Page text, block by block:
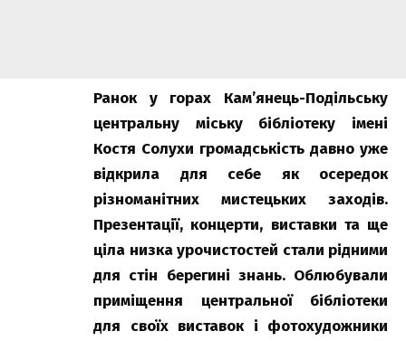
Ранок у горах Кам’янець-Подільську
центральну міську бібліотеку імені
Костя Солухи громадськість давно уже
відкрила для себе як осередок
різноманітних мистецьких заходів.
Презентації, концерти, виставки та ще
ціла низка урочистостей стали рідними
для стін берегині знань. Облюбували
приміщення центральної бібліотеки
для своїх виставок і фотохудожники